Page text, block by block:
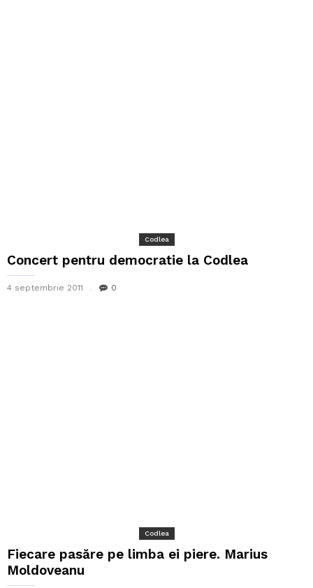
Codlea
Concert pentru democratie la Codlea
4 septembrie 2011 0
Codlea
Fiecare pasăre pe limba ei piere. Marius
Moldoveanu